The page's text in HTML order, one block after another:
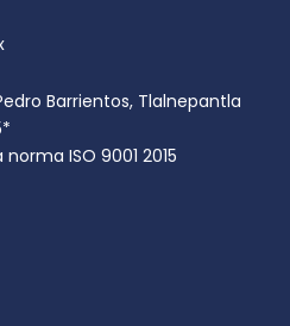
Barrientos, Tlalnepantla
ISO 9001 2015